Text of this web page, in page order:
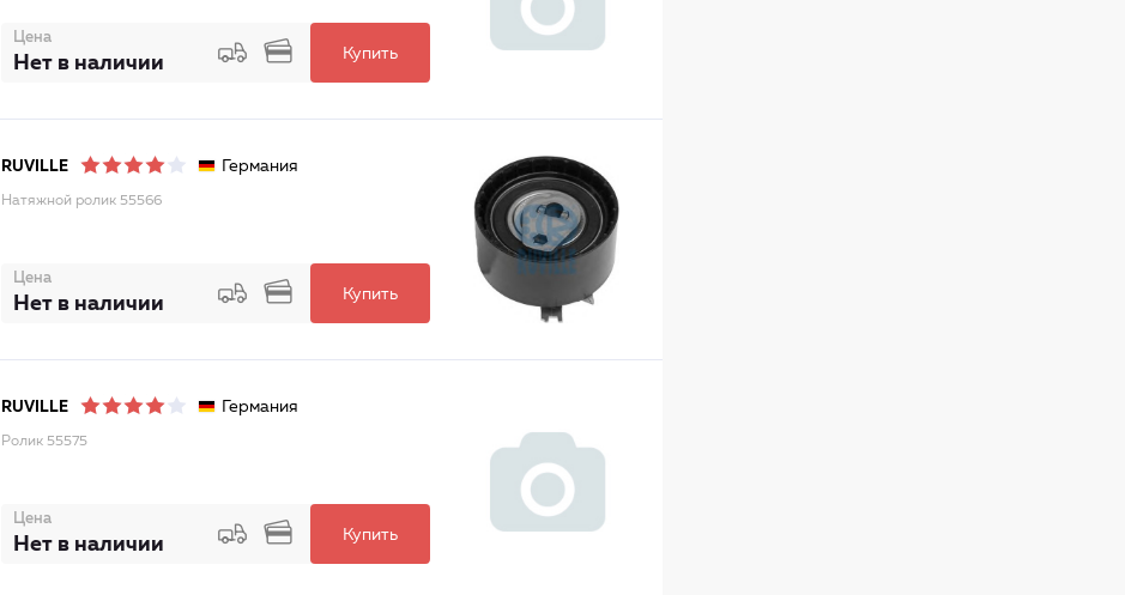
Цена
Нет в наличии Купить
RUVILLE Германия
Натяжной ролик 55566
Цена
Нет в наличии Купить
RUVILLE Германия
Ролик 55575
Цена
Нет в наличии Купить